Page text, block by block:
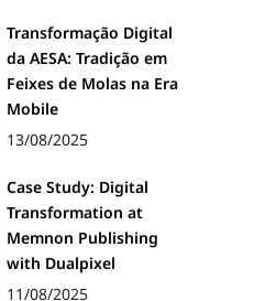
Transformação Digital
da AESA: Tradição em
Feixes de Molas na Era
Mobile
13/08/2025
Case Study: Digital
Transformation at
Memnon Publishing
with Dualpixel
11/08/2025